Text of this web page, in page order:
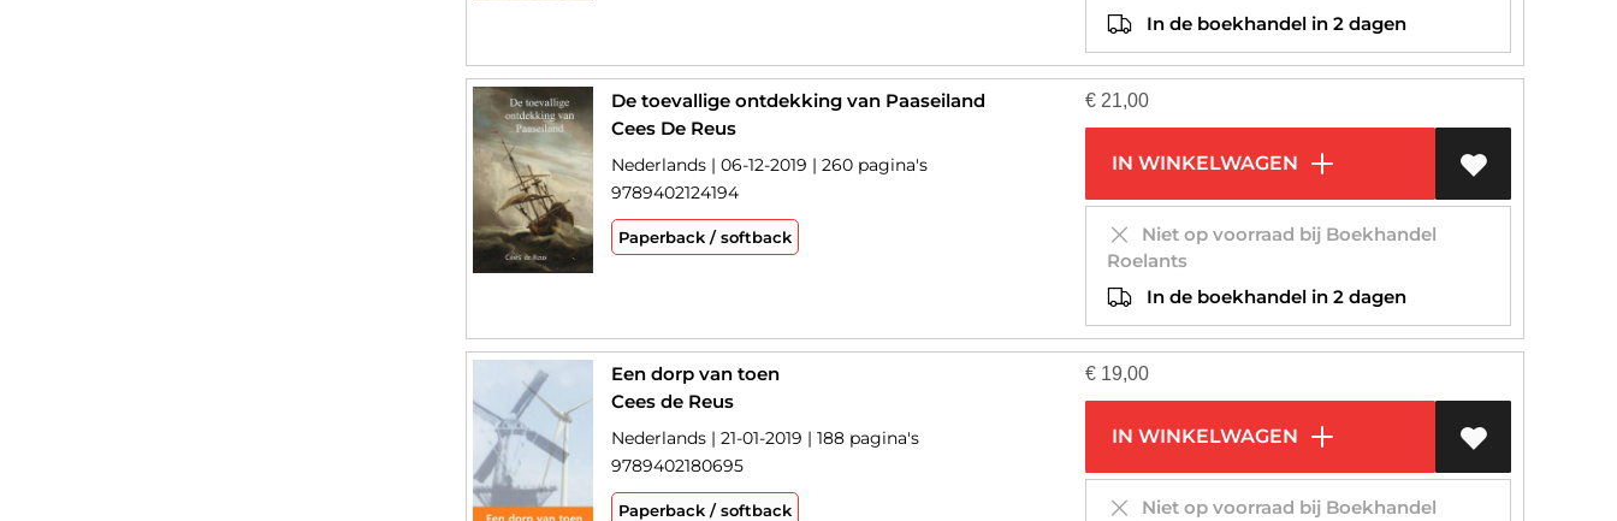
In de boekhandel in 2 dagen
De toevallige ontdekking van Paaseiland
Cees De Reus
Nederlands | 06-12-2019 | 260 pagina's
9789402124194
Paperback / softback
€ 21,00
IN WINKELWAGEN
Niet op voorraad bij Boekhandel
Roelants
In de boekhandel in 2 dagen
Een dorp van toen
Cees de Reus
Nederlands | 21-01-2019 | 188 pagina's
9789402180695
Paperback / softback
€ 19,00
IN WINKELWAGEN
Niet op voorraad bij Boekhandel